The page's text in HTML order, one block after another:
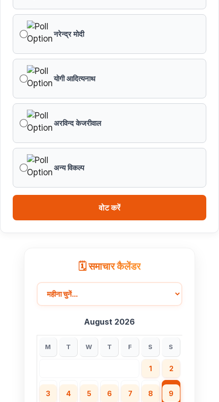
नरेन्द्र मोदी
योगी आदित्यनाथ
अरविन्द केजरीवाल
अन्य विकल्प
वोट करें
🗓️ समाचार कैलेंडर
August 2026
M T W T F S S
1 2
3 4 5 6 7 8 9